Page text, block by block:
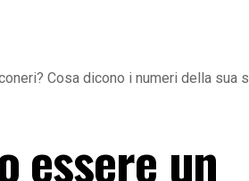
Cosa dicono i numeri della sua
essere un